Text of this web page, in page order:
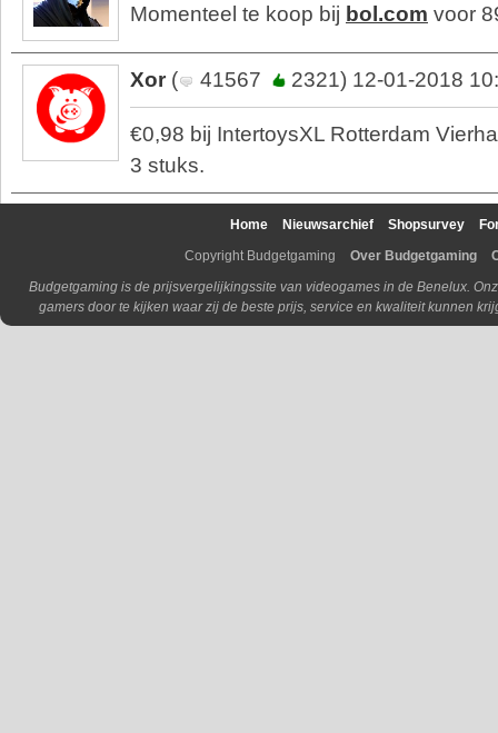
Momenteel te koop bij bol.com voor
Xor ( 41567 2321) 12-01-2018
€0,98 bij IntertoysXL Rotterdam
3 stuks.
Home Nieuwsarchief Shopsurvey
Copyright Budgetgaming
Over Budgetgaming
Budgetgaming is de prijsvergelijkingssite van videogames in de Benelux.
gamers door te kijken waar zij de beste prijs, service en kwaliteit kunnen